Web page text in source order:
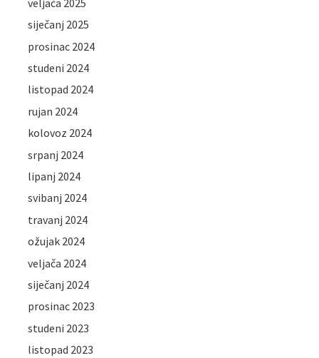
siječanj 2025
prosinac 2024
studeni 2024
listopad 2024
rujan 2024
kolovoz 2024
srpanj 2024
lipanj 2024
svibanj 2024
travanj 2024
ožujak 2024
veljača 2024
siječanj 2024
prosinac 2023
studeni 2023
listopad 2023